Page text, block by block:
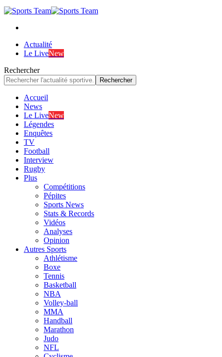
Actualité
Le LiveNew
Rechercher
Accueil
News
Le LiveNew
Légendes
Enquêtes
TV
Football
Interview
Rugby
Plus
Compétitions
Pépites
Sports News
Stats & Records
Vidéos
Analyses
Opinion
Autres Sports
Athlétisme
Boxe
Tennis
Basketball
NBA
Volley-ball
MMA
Handball
Marathon
Judo
NFL